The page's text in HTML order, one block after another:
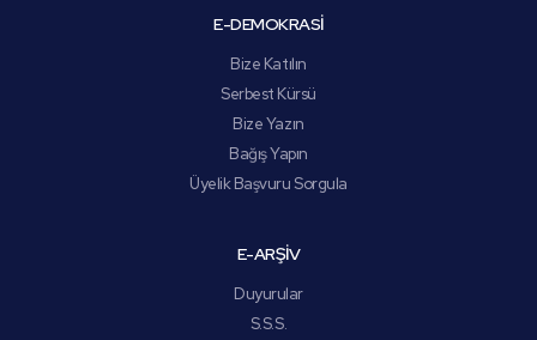
E-DEMOKRASİ
Bize Katılın
Serbest Kürsü
Bize Yazın
Bağış Yapın
Üyelik Başvuru Sorgula
E-ARŞİV
Duyurular
S.S.S.